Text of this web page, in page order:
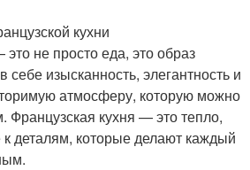
кухни
не просто еда, это образ
себе изысканность, элегантность и
атмосферу, которую можно
Французская кухня — это тепло,
деталям, которые делают каждый